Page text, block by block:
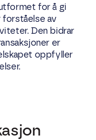
for å gi
forståelse av
Den bidrar
er
oppfyller